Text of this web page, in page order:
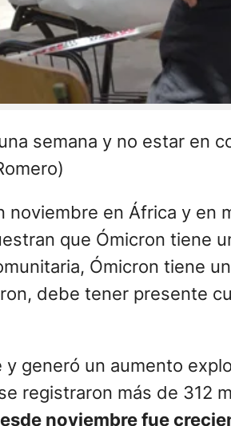
semana y no estar en
en África y en
que Ómicron tiene
Ómicron tiene
debe tener presente
generó un aumento
registraron más de 312
noviembre fue